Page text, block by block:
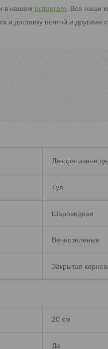
в нашем Instagram. Все наши
и доставку почтой и другими
Декоративное
Туя
Шаровидная
Вечнозеленые
Закрытая
20 см
Да